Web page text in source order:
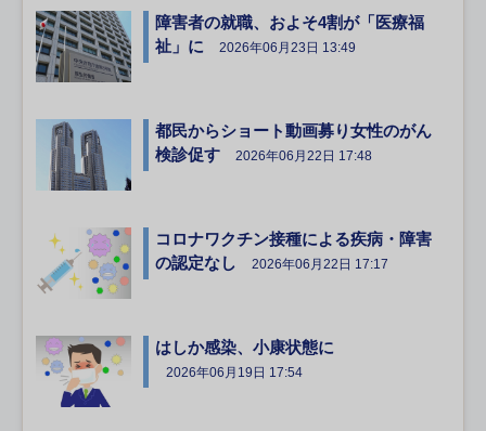
障害者の就職、およそ4割が「医療福
祉」に
2026年06月23日 13:49
都民からショート動画募り女性のがん
検診促す
2026年06月22日 17:48
コロナワクチン接種による疾病・障害
の認定なし
2026年06月22日 17:17
はしか感染、小康状態に
2026年06月19日 17:54